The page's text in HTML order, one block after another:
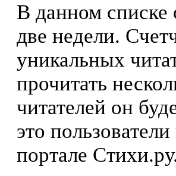
В данном списке
две недели.
уникальных
прочитать
читателей он
это
портале